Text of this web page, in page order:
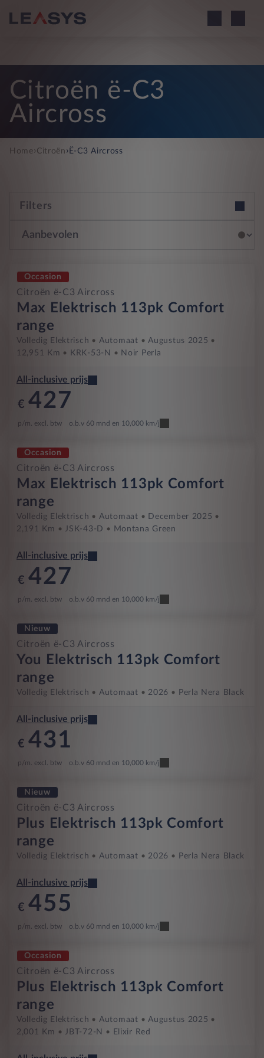
Citroën ë-C3
Aircross
Home› Citroën › Ë-C3 Aircross
Filters
Occasion
Citroën ë-C3 Aircross
Max Elektrisch 113pk Comfort
range
Volledig Elektrisch Automaat
Augustus 2025
12,951 Km
KRK-53-N Noir Perla
All-inclusive prijs
€ 427
p/m. excl. btw o.b.v 60 mnd en 10,000 km/j
Occasion
Citroën ë-C3 Aircross
Max Elektrisch 113pk Comfort
range
Volledig Elektrisch Automaat
December 2025
2,191 Km
JSK-43-D Montana Green
All-inclusive prijs
€ 427
p/m. excl. btw o.b.v 60 mnd en 10,000 km/j
Nieuw
Citroën ë-C3 Aircross
You Elektrisch 113pk Comfort
range
Volledig Elektrisch Automaat 2026 Perla Nera Black
All-inclusive prijs
€ 431
p/m. excl. btw o.b.v 60 mnd en 10,000 km/j
Nieuw
Citroën ë-C3 Aircross
Plus Elektrisch 113pk Comfort
range
Volledig Elektrisch Automaat 2026 Perla Nera Black
All-inclusive prijs
€ 455
p/m. excl. btw o.b.v 60 mnd en 10,000 km/j
Occasion
Citroën ë-C3 Aircross
Plus Elektrisch 113pk Comfort
range
Volledig Elektrisch Automaat
Augustus 2025
2,001 Km
JBT-72-N Elixir Red